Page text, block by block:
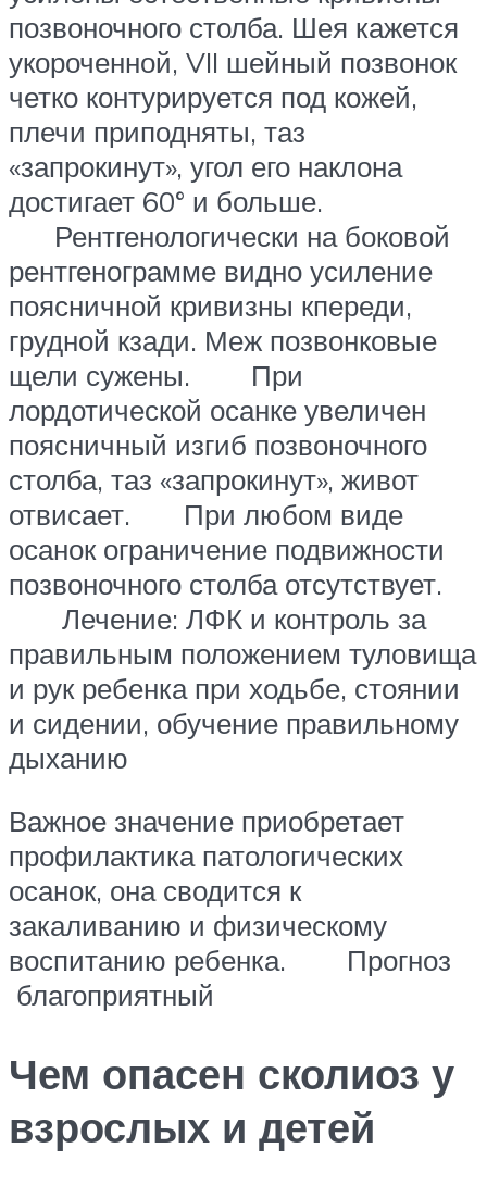
позвоночного столба. Шея кажется
укороченной, VII шейный позвонок
четко контурируется под кожей,
плечи приподняты, таз
«запрокинут», угол его наклона
достигает 60° и больше.
Рентгенологически на боковой
рентгенограмме видно усиление
поясничной кривизны кпереди,
грудной кзади. Меж позвонковые
щели сужены. При
лордотической осанке увеличен
поясничный изгиб позвоночного
столба, таз «запрокинут», живот
отвисает. При любом виде
осанок ограничение подвижности
позвоночного столба отсутствует.
Лечение: ЛФК и контроль за
правильным положением туловища
и рук ребенка при ходьбе, стоянии
и сидении, обучение правильному
дыханию
Важное значение приобретает
профилактика патологических
осанок, она сводится к
закаливанию и физическому
воспитанию ребенка. Прогноз
благоприятный
Чем опасен сколиоз у
взрослых и детей